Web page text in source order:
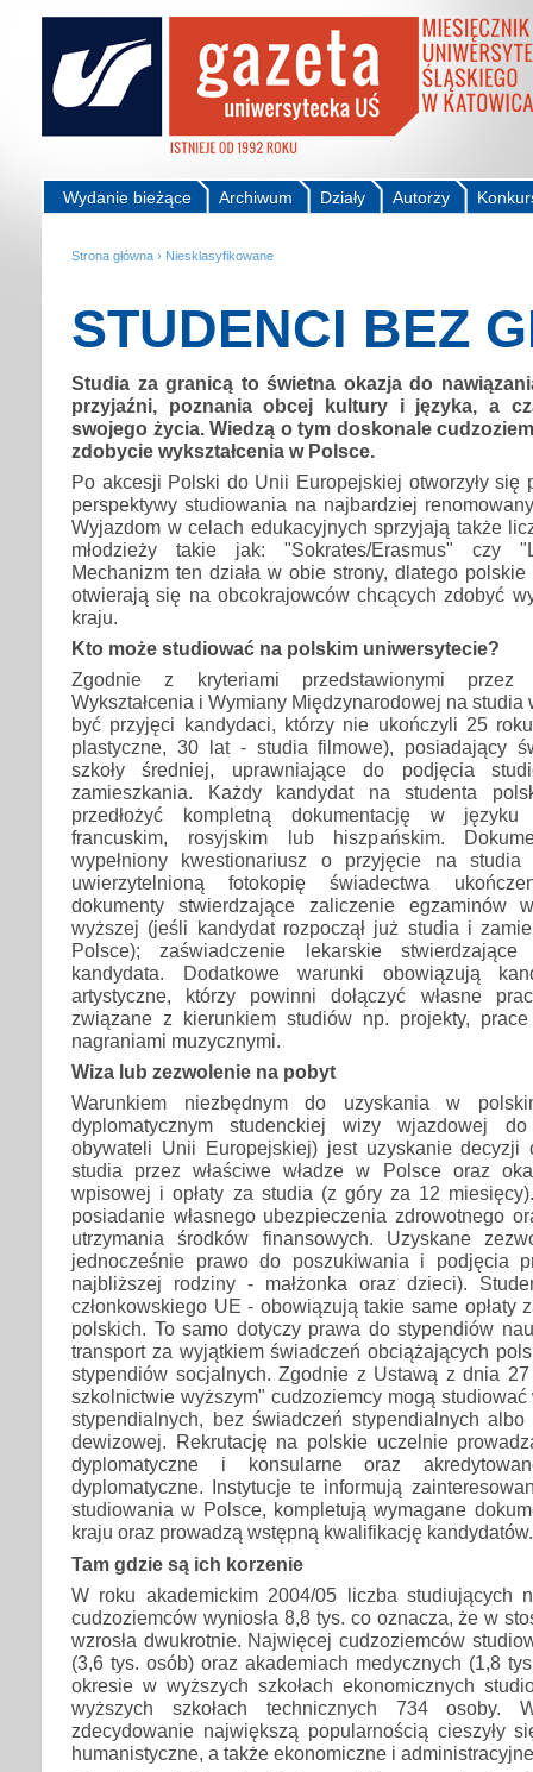
Autorzy
Działy
Archiwum
Wydanie bieżące
Strona główna › Niesklasyfikowane
STUDENCI BEZ
Studia za granicą to świetna okazja do
przyjaźni, poznania obcej kultury i języka, a
swojego życia. Wiedzą o tym doskonale
zdobycie wykształcenia w Polsce.
Po akcesji Polski do Unii Europejskiej otworzyły się
perspektywy studiowania na najbardziej
Wyjazdom w celach edukacyjnych sprzyjają także
młodzieży takie jak: "Sokrates/Erasmus" czy
Mechanizm ten działa w obie strony, dlatego
otwierają się na obcokrajowców chcących zdobyć
kraju.
Kto może studiować na polskim uniwersytecie?
Zgodnie z kryteriami przedstawionymi przez
Wykształcenia i Wymiany Międzynarodowej na
być przyjęci kandydaci, którzy nie ukończyli 25
plastyczne, 30 lat - studia filmowe), posiadający
szkoły średniej, uprawniające do podjęcia
zamieszkania. Każdy kandydat na studenta
przedłożyć kompletną dokumentację w języku
francuskim, rosyjskim lub hiszpańskim.
wypełniony kwestionariusz o przyjęcie na
uwierzytelnioną fotokopię świadectwa
dokumenty stwierdzające zaliczenie egzaminów
wyższej (jeśli kandydat rozpoczął już studia i
Polsce); zaświadczenie lekarskie
kandydata. Dodatkowe warunki obowiązują
artystyczne, którzy powinni dołączyć własne
związane z kierunkiem studiów np. projekty,
nagraniami muzycznymi.
Wiza lub zezwolenie na pobyt
Warunkiem niezbędnym do uzyskania w
dyplomatycznym studenckiej wizy wjazdowej
obywateli Unii Europejskiej) jest uzyskanie decyzji
studia przez właściwe władze w Polsce oraz
wpisowej i opłaty za studia (z góry za 12
posiadanie własnego ubezpieczenia zdrowotnego
utrzymania środków finansowych. Uzyskane
jednocześnie prawo do poszukiwania i podjęcia
najbliższej rodziny - małżonka oraz dzieci).
członkowskiego UE - obowiązują takie same opłaty
polskich. To samo dotyczy prawa do stypendiów
transport za wyjątkiem świadczeń obciążających
stypendiów socjalnych. Zgodnie z Ustawą z dnia
szkolnictwie wyższym" cudzoziemcy mogą
stypendialnych, bez świadczeń stypendialnych albo
dewizowej. Rekrutację na polskie uczelnie
dyplomatyczne i konsularne oraz
dyplomatyczne. Instytucje te informują
studiowania w Polsce, kompletują wymagane
kraju oraz prowadzą wstępną kwalifikację kandydatów.
Tam gdzie są ich korzenie
W roku akademickim 2004/05 liczba studiujących
cudzoziemców wyniosła 8,8 tys. co oznacza, że w
wzrosła dwukrotnie. Najwięcej cudzoziemców
(3,6 tys. osób) oraz akademiach medycznych (1,8
okresie w wyższych szkołach ekonomicznych
wyższych szkołach technicznych 734 osoby.
zdecydowanie największą popularnością cieszyły
humanistyczne, a także ekonomiczne i